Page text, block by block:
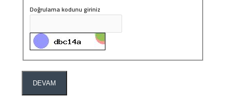
Doğrulama kodunu giriniz
DEVAM